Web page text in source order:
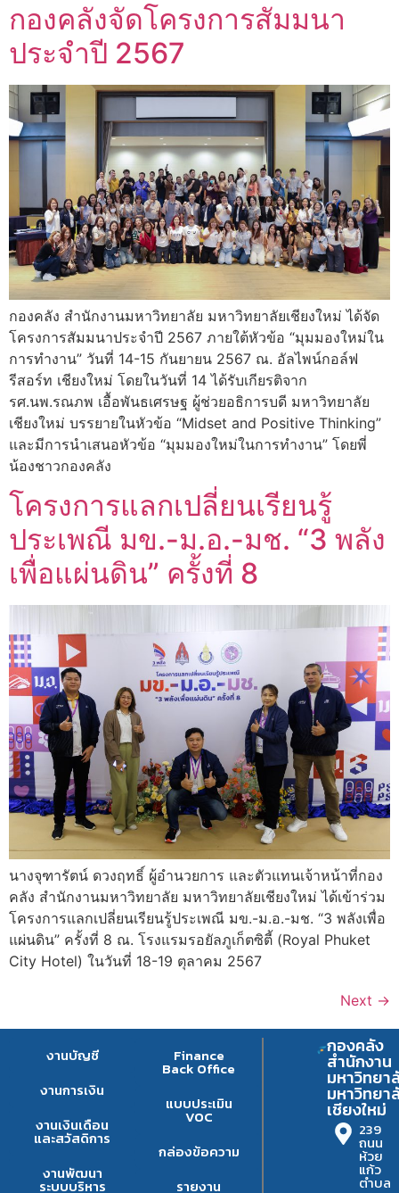
กองคลังจัดโครงการสัมมนา
ประจำปี 2567
กองคลัง สำนักงานมหาวิทยาลัย มหาวิทยาลัยเชียงใหม่ ได้จัด
โครงการสัมมนาประจำปี 2567 ภายใต้หัวข้อ “มุมมองใหม่ใน
การทำงาน” วันที่ 14-15 กันยายน 2567 ณ. อัลไพน์กอล์ฟ
รีสอร์ท เชียงใหม่ โดยในวันที่ 14 ได้รับเกียรติจาก
รศ.นพ.รณภพ เอื้อพันธเศรษฐ ผู้ช่วยอธิการบดี มหาวิทยาลัย
เชียงใหม่ บรรยายในหัวข้อ “Midset and Positive Thinking”
และมีการนำเสนอหัวข้อ “มุมมองใหม่ในการทำงาน” โดยพี่
น้องชาวกองคลัง
โครงการแลกเปลี่ยนเรียนรู้
ประเพณี มข.-ม.อ.-มช. “3 พลัง
เพื่อแผ่นดิน” ครั้งที่ 8
นางจุฑารัตน์ ดวงฤทธิ์ ผู้อำนวยการ และตัวแทนเจ้าหน้าที่กอง
คลัง สำนักงานมหาวิทยาลัย มหาวิทยาลัยเชียงใหม่ ได้เข้าร่วม
โครงการแลกเปลี่ยนเรียนรู้ประเพณี มข.-ม.อ.-มช. “3 พลังเพื่อ
แผ่นดิน” ครั้งที่ 8 ณ. โรงแรมรอยัลภูเก็ตซิตี้ (Royal Phuket
City Hotel) ในวันที่ 18-19 ตุลาคม 2567
Next →
งานบัญชี
งานการเงิน
งานเงินเดือน
และสวัสดิการ
งานพัฒนา
ระบบบริหาร
Finance
Back Office
แบบประเมิน
VOC
กล่องข้อความ
รายงาน
กองคลัง
สำนักงาน
มหาวิทยา
มหาวิทยา
เชียงใหม่
239
ถนน
ห้วย
แก้ว
ตำบล